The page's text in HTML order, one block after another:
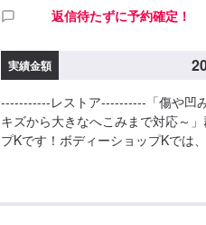
返信待たずに予約確定！
実績金額
-----------レストア----------「傷や凹
キズから大きなへこみまで対応～
プKです！ボディーショップKでは